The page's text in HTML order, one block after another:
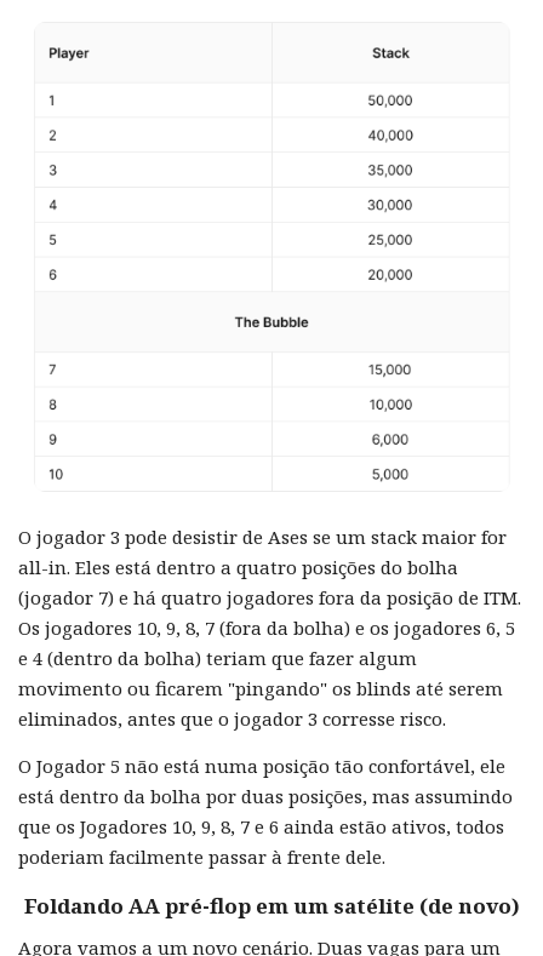
O jogador 3 pode desistir de Ases se um stack maior for
all-in. Eles está dentro a quatro posições do bolha
(jogador 7) e há quatro jogadores fora da posição de ITM.
Os jogadores 10, 9, 8, 7 (fora da bolha) e os jogadores 6, 5
e 4 (dentro da bolha) teriam que fazer algum
movimento ou ficarem "pingando" os blinds até serem
eliminados, antes que o jogador 3 corresse risco.
O Jogador 5 não está numa posição tão confortável, ele
está dentro da bolha por duas posições, mas assumindo
que os Jogadores 10, 9, 8, 7 e 6 ainda estão ativos, todos
poderiam facilmente passar à frente dele.
Foldando AA pré-flop em um satélite (de novo)
Agora vamos a um novo cenário. Duas vagas para um